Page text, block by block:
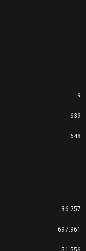
nas
9
639
648
36.257
697.961